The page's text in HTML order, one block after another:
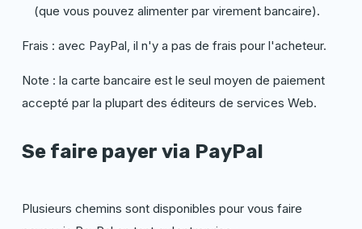
(que vous pouvez alimenter par virement bancaire).
Frais : avec PayPal, il n'y a pas de frais pour l'acheteur.
Note : la carte bancaire est le seul moyen de paiement
accepté par la plupart des éditeurs de services Web.
Se faire payer via PayPal
Plusieurs chemins sont disponibles pour vous faire